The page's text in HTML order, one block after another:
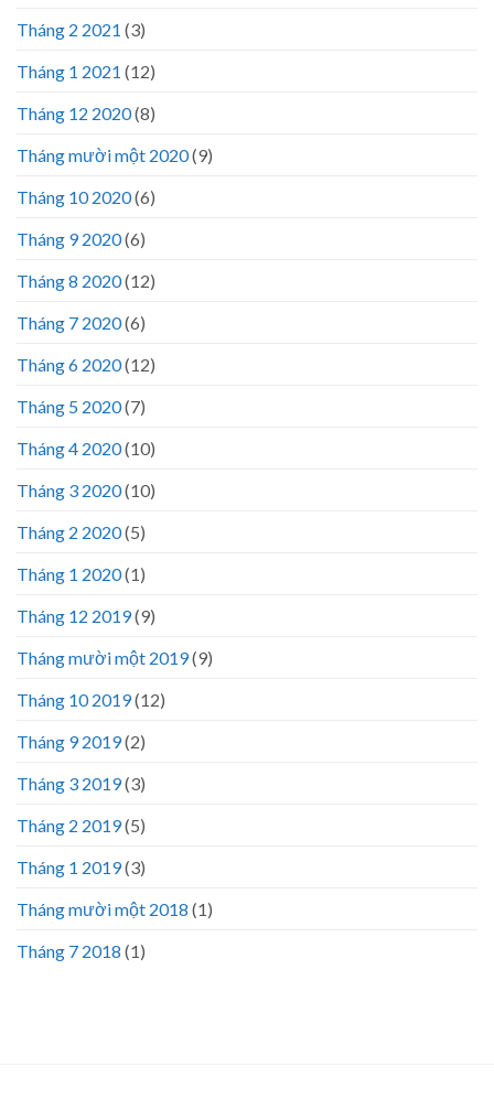
Tháng 2 2021 (3)
Tháng 1 2021 (12)
Tháng 12 2020(8)
Tháng mười một 2020(9)
Tháng 10 2020(6)
Tháng 9 2020(6)
Tháng 8 2020(12)
Tháng 7 2020(6)
Tháng 6 2020(12)
Tháng 5 2020(7)
Tháng 4 2020(10)
Tháng 3 2020(10)
Tháng 2 2020(5)
Tháng 1 2020(1)
Tháng 12 2019(9)
Tháng mười một 2019(9)
Tháng 10 2019(12)
Tháng 9 2019(2)
Tháng 3 2019(3)
Tháng 2 2019(5)
Tháng 1 2019(3)
Tháng mười một 2018 (1)
Tháng 7 2018 (1)